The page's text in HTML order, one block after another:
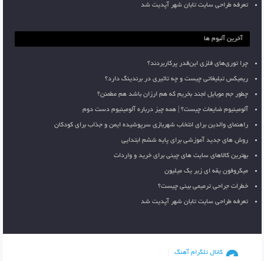
تعرفه طراحی سایت تابان شهر آپدیت شد
آخرین آلبوم ها
چرا توری‌های فلزی این‌قدر پرکاربردند؟
ریمیکس تبلیغاتی چیست و چه تاثیری در برندینگ دارد؟
چطور جم موبایل لجند بخریم که هم ارزان باشد هم مطمئن؟
آلومینیوم ضایعات چیست؟ | همه چیز درباره آلومینیوم دست دوم
راهنمای والدین برای انتخاب شهربازی سرپوشیده ایمن و جذاب برای کودکان
روش های جدید آموزشی برای پایه ششم ابتدایی
بهترین کالاهای سایت های چینی برای خرید و واردات
میکروفون یقه ای زیر یک میلیون
خطرات جراحی ترمیمی بینی چیست؟
تعرفه طراحی سایت تابان شهر آپدیت شد
کانال تلگرام آهنگ